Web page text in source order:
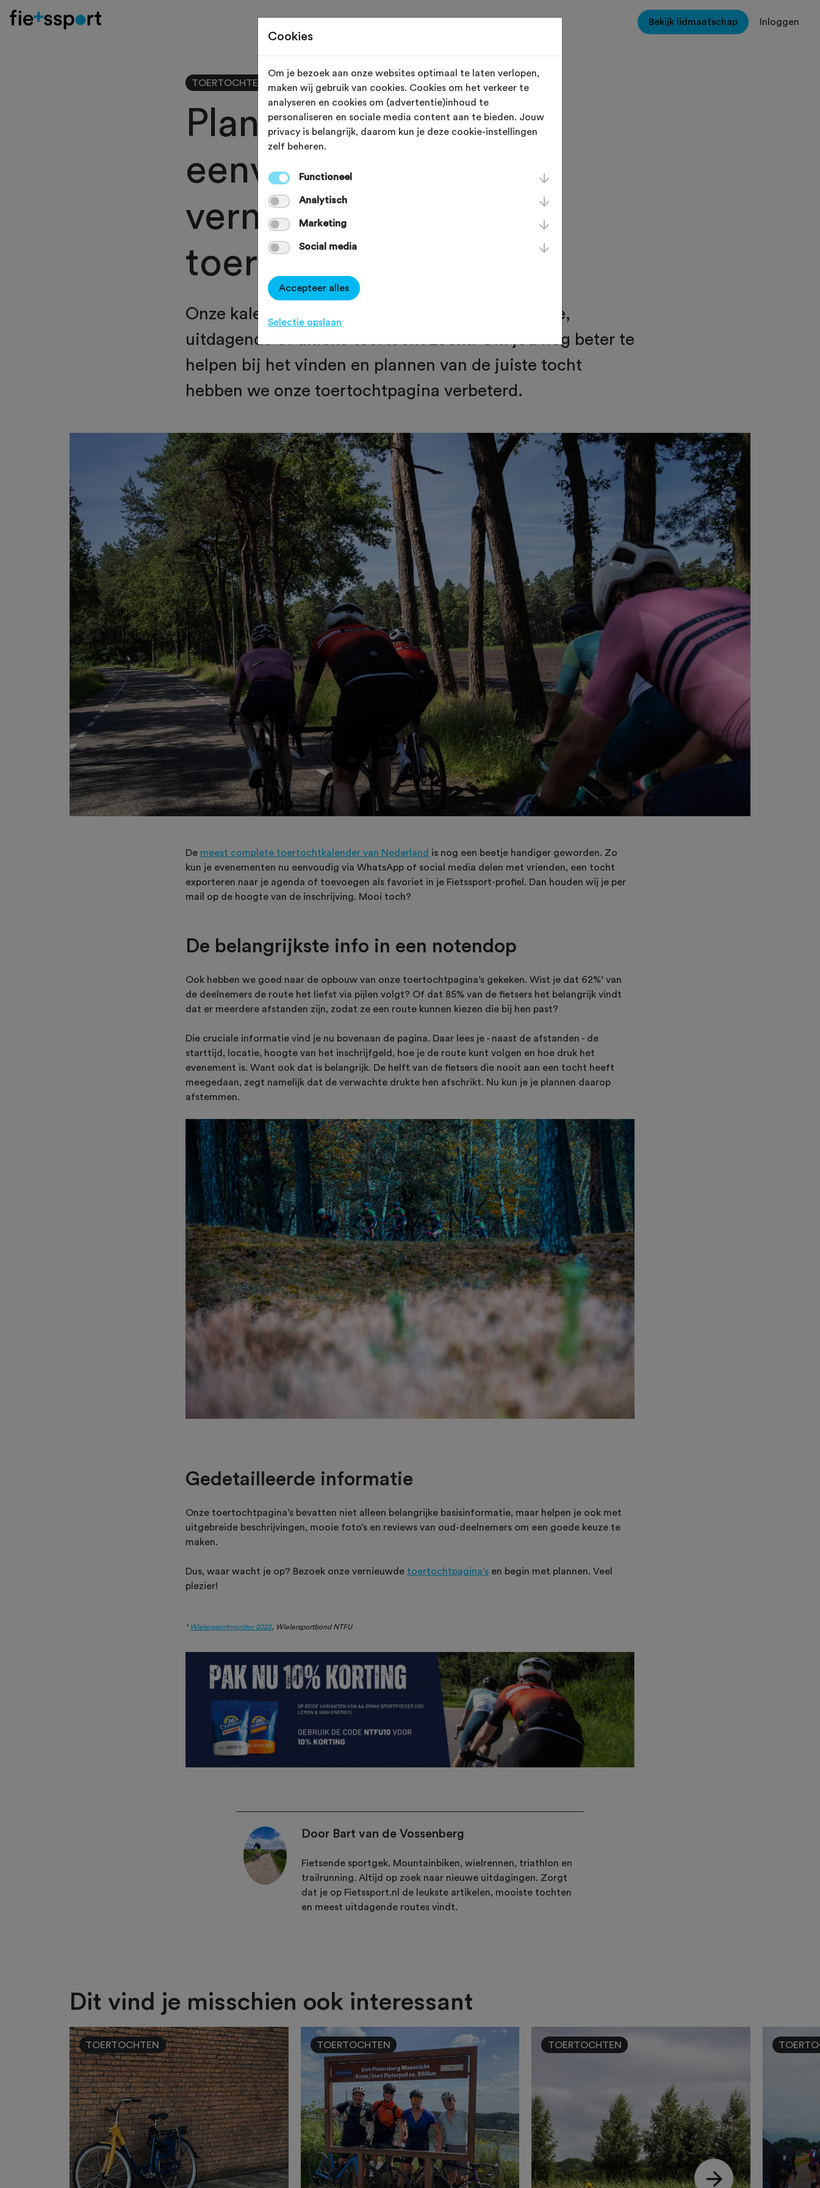
Bekijk lidmaatschap Inloggen
TOERTOCHTEN Gewijzigd op 22 augustus 2024
Plan je tocht nu nog
eenvoudiger via onze
vernieuwde
toertochtpagina
Onze kalender is het startpunt als je een gezellige,
uitdagende of unieke toertocht zoekt. Om jou nog beter te
helpen bij het vinden en plannen van de juiste tocht
hebben we onze toertochtpagina verbeterd.
De meest complete toertochtkalender van Nederland is nog een beetje handiger geworden. Zo
kun je evenementen nu eenvoudig via WhatsApp of social media delen met vrienden, een tocht
exporteren naar je agenda of toevoegen als favoriet in je Fietssport-profiel. Dan houden wij je per
mail op de hoogte van de inschrijving. Mooi toch?
De belangrijkste info in een notendop
Ook hebben we goed naar de opbouw van onze toertochtpagina’s gekeken. Wist je dat 62%¹ van
de deelnemers de route het liefst via pijlen volgt? Of dat 85% van de fietsers het belangrijk vindt
dat er meerdere afstanden zijn, zodat ze een route kunnen kiezen die bij hen past?
Die cruciale informatie vind je nu bovenaan de pagina. Daar lees je - naast de afstanden - de
starttijd, locatie, hoogte van het inschrijfgeld, hoe je de route kunt volgen en hoe druk het
evenement is. Want ook dat is belangrijk. De helft van de fietsers die nooit aan een tocht heeft
meegedaan, zegt namelijk dat de verwachte drukte hen afschrikt. Nu kun je je plannen daarop
afstemmen.
Gedetailleerde informatie
Onze toertochtpagina’s bevatten niet alleen belangrijke basisinformatie, maar helpen je ook met
uitgebreide beschrijvingen, mooie foto’s en reviews van oud-deelnemers om een goede keuze te
maken.
Dus, waar wacht je op? Bezoek onze vernieuwde toertochtpagina’s en begin met plannen. Veel
plezier!
¹ Wielersportmonitor 2023, Wielersportbond NTFU
Door Bart van de Vossenberg
Fietsende sportgek. Mountainbiken, wielrennen, triathlon en
trailrunning. Altijd op zoek naar nieuwe uitdagingen. Zorgt
dat je op Fietssport.nl de leukste artikelen, mooiste tochten
en meest uitdagende routes vindt.
Dit vind je misschien ook interessant
TOERTOCHTEN TOERTOCHTEN TOERTOCHTEN
Cookies
Om je bezoek aan onze websites optimaal te laten verlopen,
maken wij gebruik van cookies. Cookies om het verkeer te
analyseren en cookies om (advertentie)inhoud te
personaliseren en sociale media content aan te bieden. Jouw
privacy is belangrijk, daarom kun je deze cookie-instellingen
zelf beheren.
Functioneel
Analytisch
Marketing
Social media
Accepteer alles
Selectie opslaan